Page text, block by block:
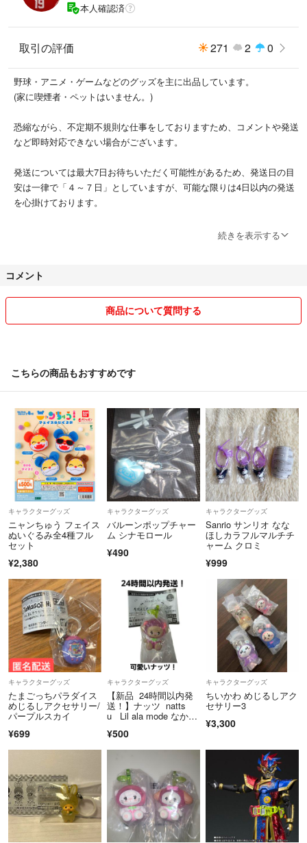
本人確認済
取引の評価 271 2 0
野球・アニメ・ゲームなどのグッズを主に出品しています。
(家に喫煙者・ペットはいません。)
恐縮ながら、不定期不規則な仕事をしておりますため、コメントや発送
など即時対応できない場合がございます。
発送については最大7日お待ちいただく可能性があるため、発送日の目
安は一律で「４～７日」としていますが、可能な限りは4日以内の発送
を心掛けております。
また、梱包サイズの都合等でご購入後に発送方法を変更する場合がござ
よろしくお願いします。
続きを表示する
コメント
商品について質問する
こちらの商品もおすすめです
キャラクターグッズ
ニャンちゅう フェイス
ぬいぐるみ全4種フル
セット
¥2,380
キャラクターグッズ
バルーンポップチャー
ム シナモロール
¥490
キャラクターグッズ
Sanrio サンリオ なな
ほしカラフルマルチチ
ャーム クロミ
¥999
キャラクターグッズ
たまごっちパラダイス
めじるしアクセサリー/
パープルスカイ
¥699
キャラクターグッズ
【新品 24時間以内発
送！】ナッツ natts
u Lil ala mode なかよ
バンダイ ガチャ
¥500
キャラクターグッズ
ちいかわ めじるしアク
セサリー3
¥3,300